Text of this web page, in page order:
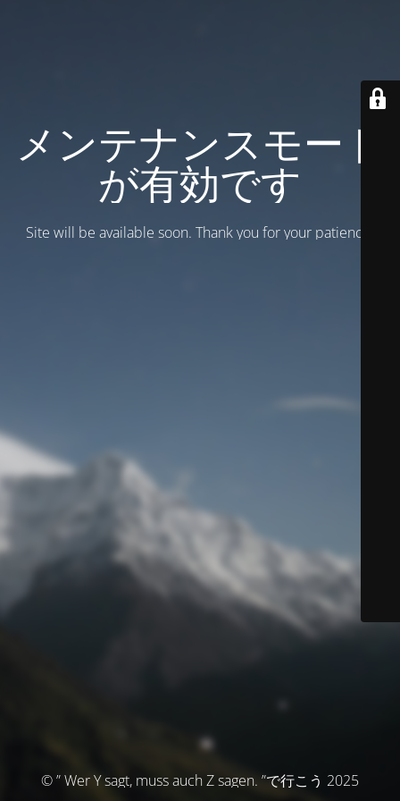
メンテナンスモード
が有効です
Site will be available soon. Thank you for your patience!
© ” Wer Y sagt, muss auch Z sagen. ”で行こう 2025